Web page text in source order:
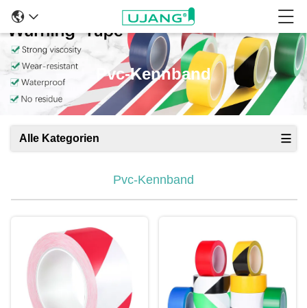
Pvc-Kennband
Alle Kategorien
Pvc-Kennband